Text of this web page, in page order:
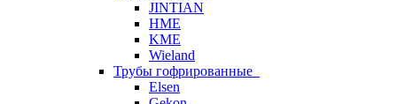
JINTIAN
HME
KME
Wieland
Трубы гофрированные
Elsen